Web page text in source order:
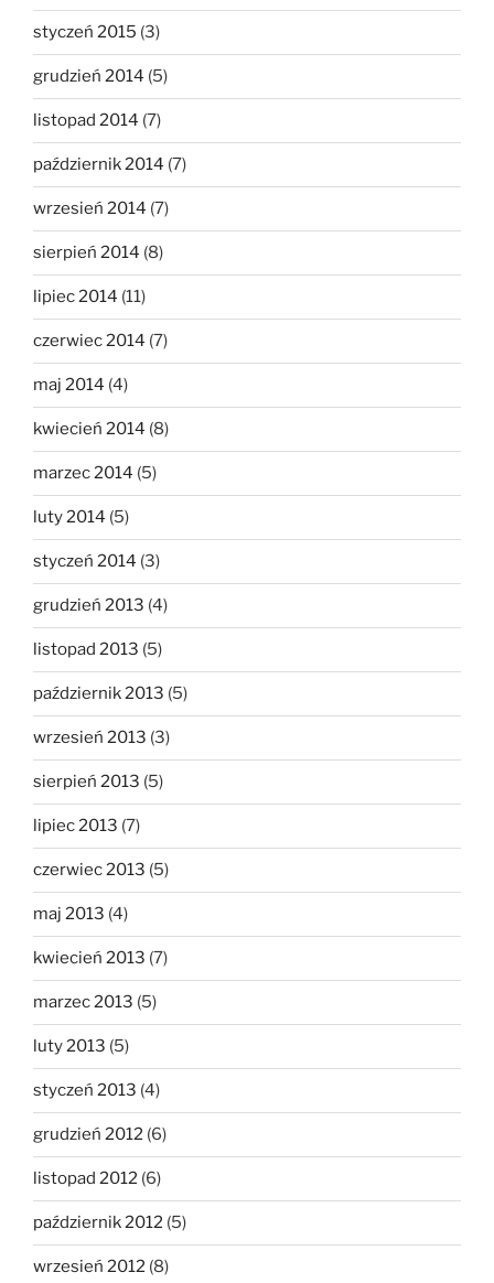
styczeń 2015 (3)
grudzień 2014 (5)
listopad 2014 (7)
październik 2014 (7)
wrzesień 2014 (7)
sierpień 2014 (8)
lipiec 2014 (11)
czerwiec 2014 (7)
maj 2014 (4)
kwiecień 2014 (8)
marzec 2014 (5)
luty 2014 (5)
styczeń 2014 (3)
grudzień 2013 (4)
listopad 2013 (5)
październik 2013 (5)
wrzesień 2013 (3)
sierpień 2013 (5)
lipiec 2013 (7)
czerwiec 2013 (5)
maj 2013 (4)
kwiecień 2013 (7)
marzec 2013 (5)
luty 2013 (5)
styczeń 2013 (4)
grudzień 2012 (6)
listopad 2012 (6)
październik 2012 (5)
wrzesień 2012 (8)